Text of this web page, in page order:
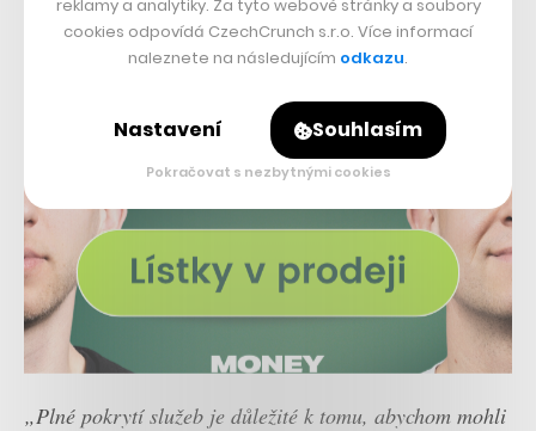
„Plné pokrytí služeb je důležité k tomu, abychom mohli
reklamy a analytiky. Za tyto webové stránky a soubory
cookies odpovídá CzechCrunch s.r.o. Více informací
naleznete na následujícím odkazu.
Nastavení Souhlasím
Pokračovat s nezbytnými cookies